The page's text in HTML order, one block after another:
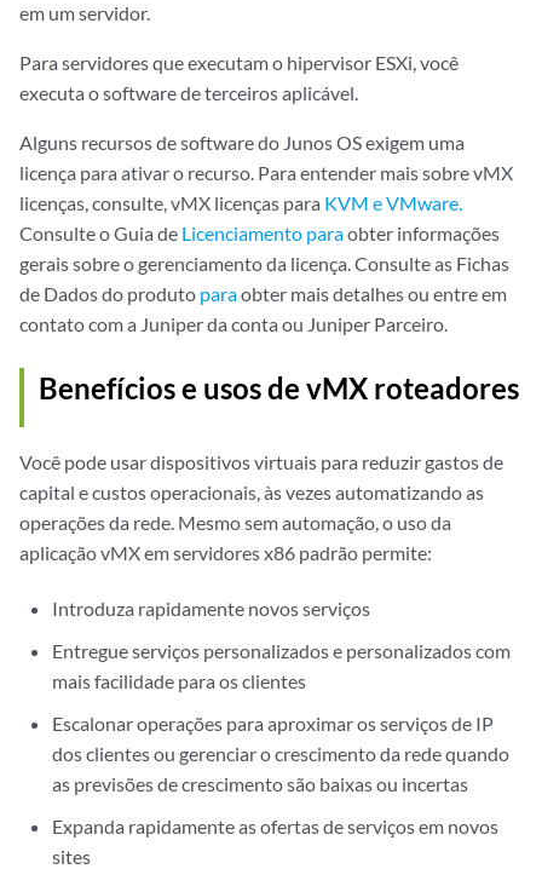
em um servidor.
Para servidores que executam o hipervisor ESXi, você
executa o software de terceiros aplicável.
Alguns recursos de software do Junos OS exigem uma
licença para ativar o recurso. Para entender mais sobre vMX
licenças, consulte, vMX licenças para KVM e VMware.
Consulte o Guia de Licenciamento paraobter informações
gerais sobre o gerenciamento da licença. Consulte as Fichas
de Dados do produto paraobter mais detalhes ou entre em
contato com a Juniper da conta ou Juniper Parceiro.
Benefícios e usos de vMX roteadores
Você pode usar dispositivos virtuais para reduzir gastos de
capital e custos operacionais, às vezes automatizando as
operações da rede. Mesmo sem automação, o uso da
aplicação vMX em servidores x86 padrão permite:
Introduza rapidamente novos serviços
Entregue serviços personalizados e personalizados com
mais facilidade para os clientes
Escalonar operações para aproximar os serviços de IP
dos clientes ou gerenciar o crescimento da rede quando
as previsões de crescimento são baixas ou incertas
Expanda rapidamente as ofertas de serviços em novos
sites